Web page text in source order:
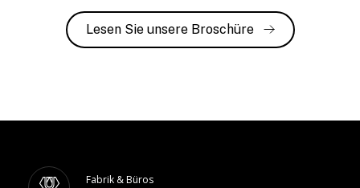
Lesen Sie unsere Broschüre
Fabrik & Büros